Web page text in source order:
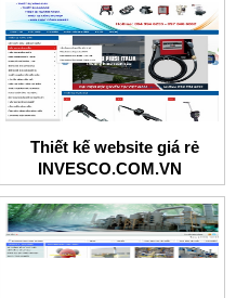
Thiết kế website giá rẻ
INVESCO.COM.VN